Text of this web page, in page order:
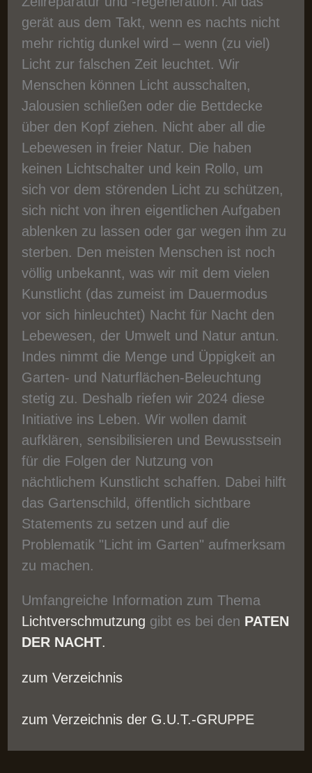
gerät aus dem Takt, wenn es nachts nicht
mehr richtig dunkel wird – wenn (zu viel)
Licht zur falschen Zeit leuchtet. Wir
Menschen können Licht ausschalten,
Jalousien schließen oder die Bettdecke
über den Kopf ziehen. Nicht aber all die
Lebewesen in freier Natur. Die haben
keinen Lichtschalter und kein Rollo, um
sich vor dem störenden Licht zu schützen,
sich nicht von ihren eigentlichen Aufgaben
ablenken zu lassen oder gar wegen ihm zu
sterben. Den meisten Menschen ist noch
völlig unbekannt, was wir mit dem vielen
Kunstlicht (das zumeist im Dauermodus
vor sich hinleuchtet) Nacht für Nacht den
Lebewesen, der Umwelt und Natur antun.
Indes nimmt die Menge und Üppigkeit an
Garten- und Naturflächen-Beleuchtung
stetig zu. Deshalb riefen wir 2024 diese
Initiative ins Leben. Wir wollen damit
aufklären, sensibilisieren und Bewusstsein
für die Folgen der Nutzung von
nächtlichem Kunstlicht schaffen. Dabei hilft
das Gartenschild, öffentlich sichtbare
Statements zu setzen und auf die
Problematik "Licht im Garten" aufmerksam
zu machen.
Umfangreiche Information zum Thema
Lichtverschmutzung gibt es bei den PATEN
DER NACHT.
zum Verzeichnis
zum Verzeichnis der G.U.T.-GRUPPE